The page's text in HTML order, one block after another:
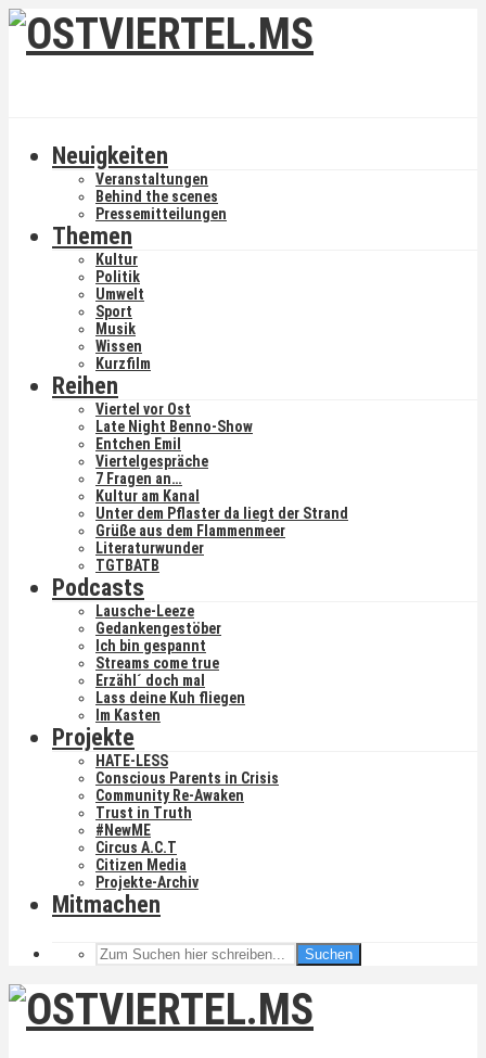
Neuigkeiten
Veranstaltungen
Behind the scenes
Pressemitteilungen
Themen
Kultur
Politik
Umwelt
Sport
Musik
Wissen
Kurzfilm
Reihen
Viertel vor Ost
Late Night Benno-Show
Entchen Emil
Viertelgespräche
7 Fragen an…
Kultur am Kanal
Unter dem Pflaster da liegt der Strand
Grüße aus dem Flammenmeer
Literaturwunder
TGTBATB
Podcasts
Lausche-Leeze
Gedankengestöber
Ich bin gespannt
Streams come true
Erzähl´ doch mal
Lass deine Kuh fliegen
Im Kasten
Projekte
HATE-LESS
Conscious Parents in Crisis
Community Re-Awaken
Trust in Truth
#NewME
Circus A.C.T
Citizen Media
Projekte-Archiv
Mitmachen
Suchen